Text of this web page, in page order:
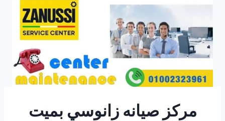
مركز صيانه زانوسي بميت